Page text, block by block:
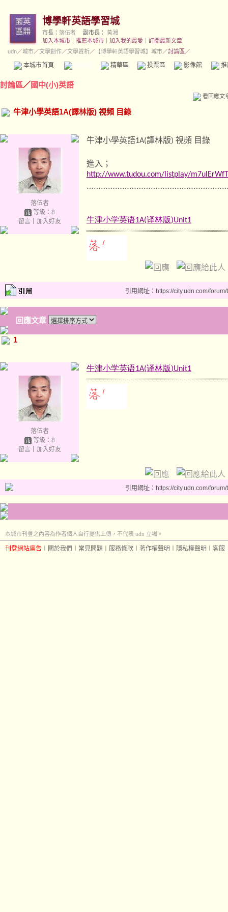
博學軒英語學習城
市長： 落伍者 副市長：
黃湘
加入本城市
推薦本城市 加入我的最愛
訂閱最新文章
udn／城市／文學創作／文學賞析／ 【博學軒英語學習城】城市／討論區／
本城市首頁 精華區 投票區 影像館
討論區／ 國中(小)英語
看回應文
牛津小學英語1A(譯林版) 視頻 目錄
落伍者
等級：8
留言｜ 加入好友
牛津小學英語1A(譯林版) 視頻 目錄
進入；
http://www.tudou.com/listplay/
牛津小学英语1A(译林版)Unit1
引用網址：https://city.udn.com/
回應文章
1
落伍者
等級：8
留言｜ 加入好友
牛津小学英语1A(译林版)Unit1
引用網址：https://city.udn.com/
本城市刊登之內容為作者個人自行提供上傳，不代表 udn 立場。
刊登網站廣告 關於我們 常見問題 服務條款 著作權聲明 隱私權聲明 客服